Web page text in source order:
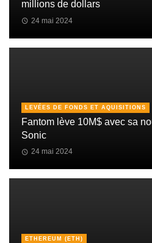
millions de dollars
24 mai 2024
LEVÉES DE FONDS ET AQUISITIONS
Fantom lève 10M$ avec sa
Sonic
24 mai 2024
ETHEREUM (ETH)